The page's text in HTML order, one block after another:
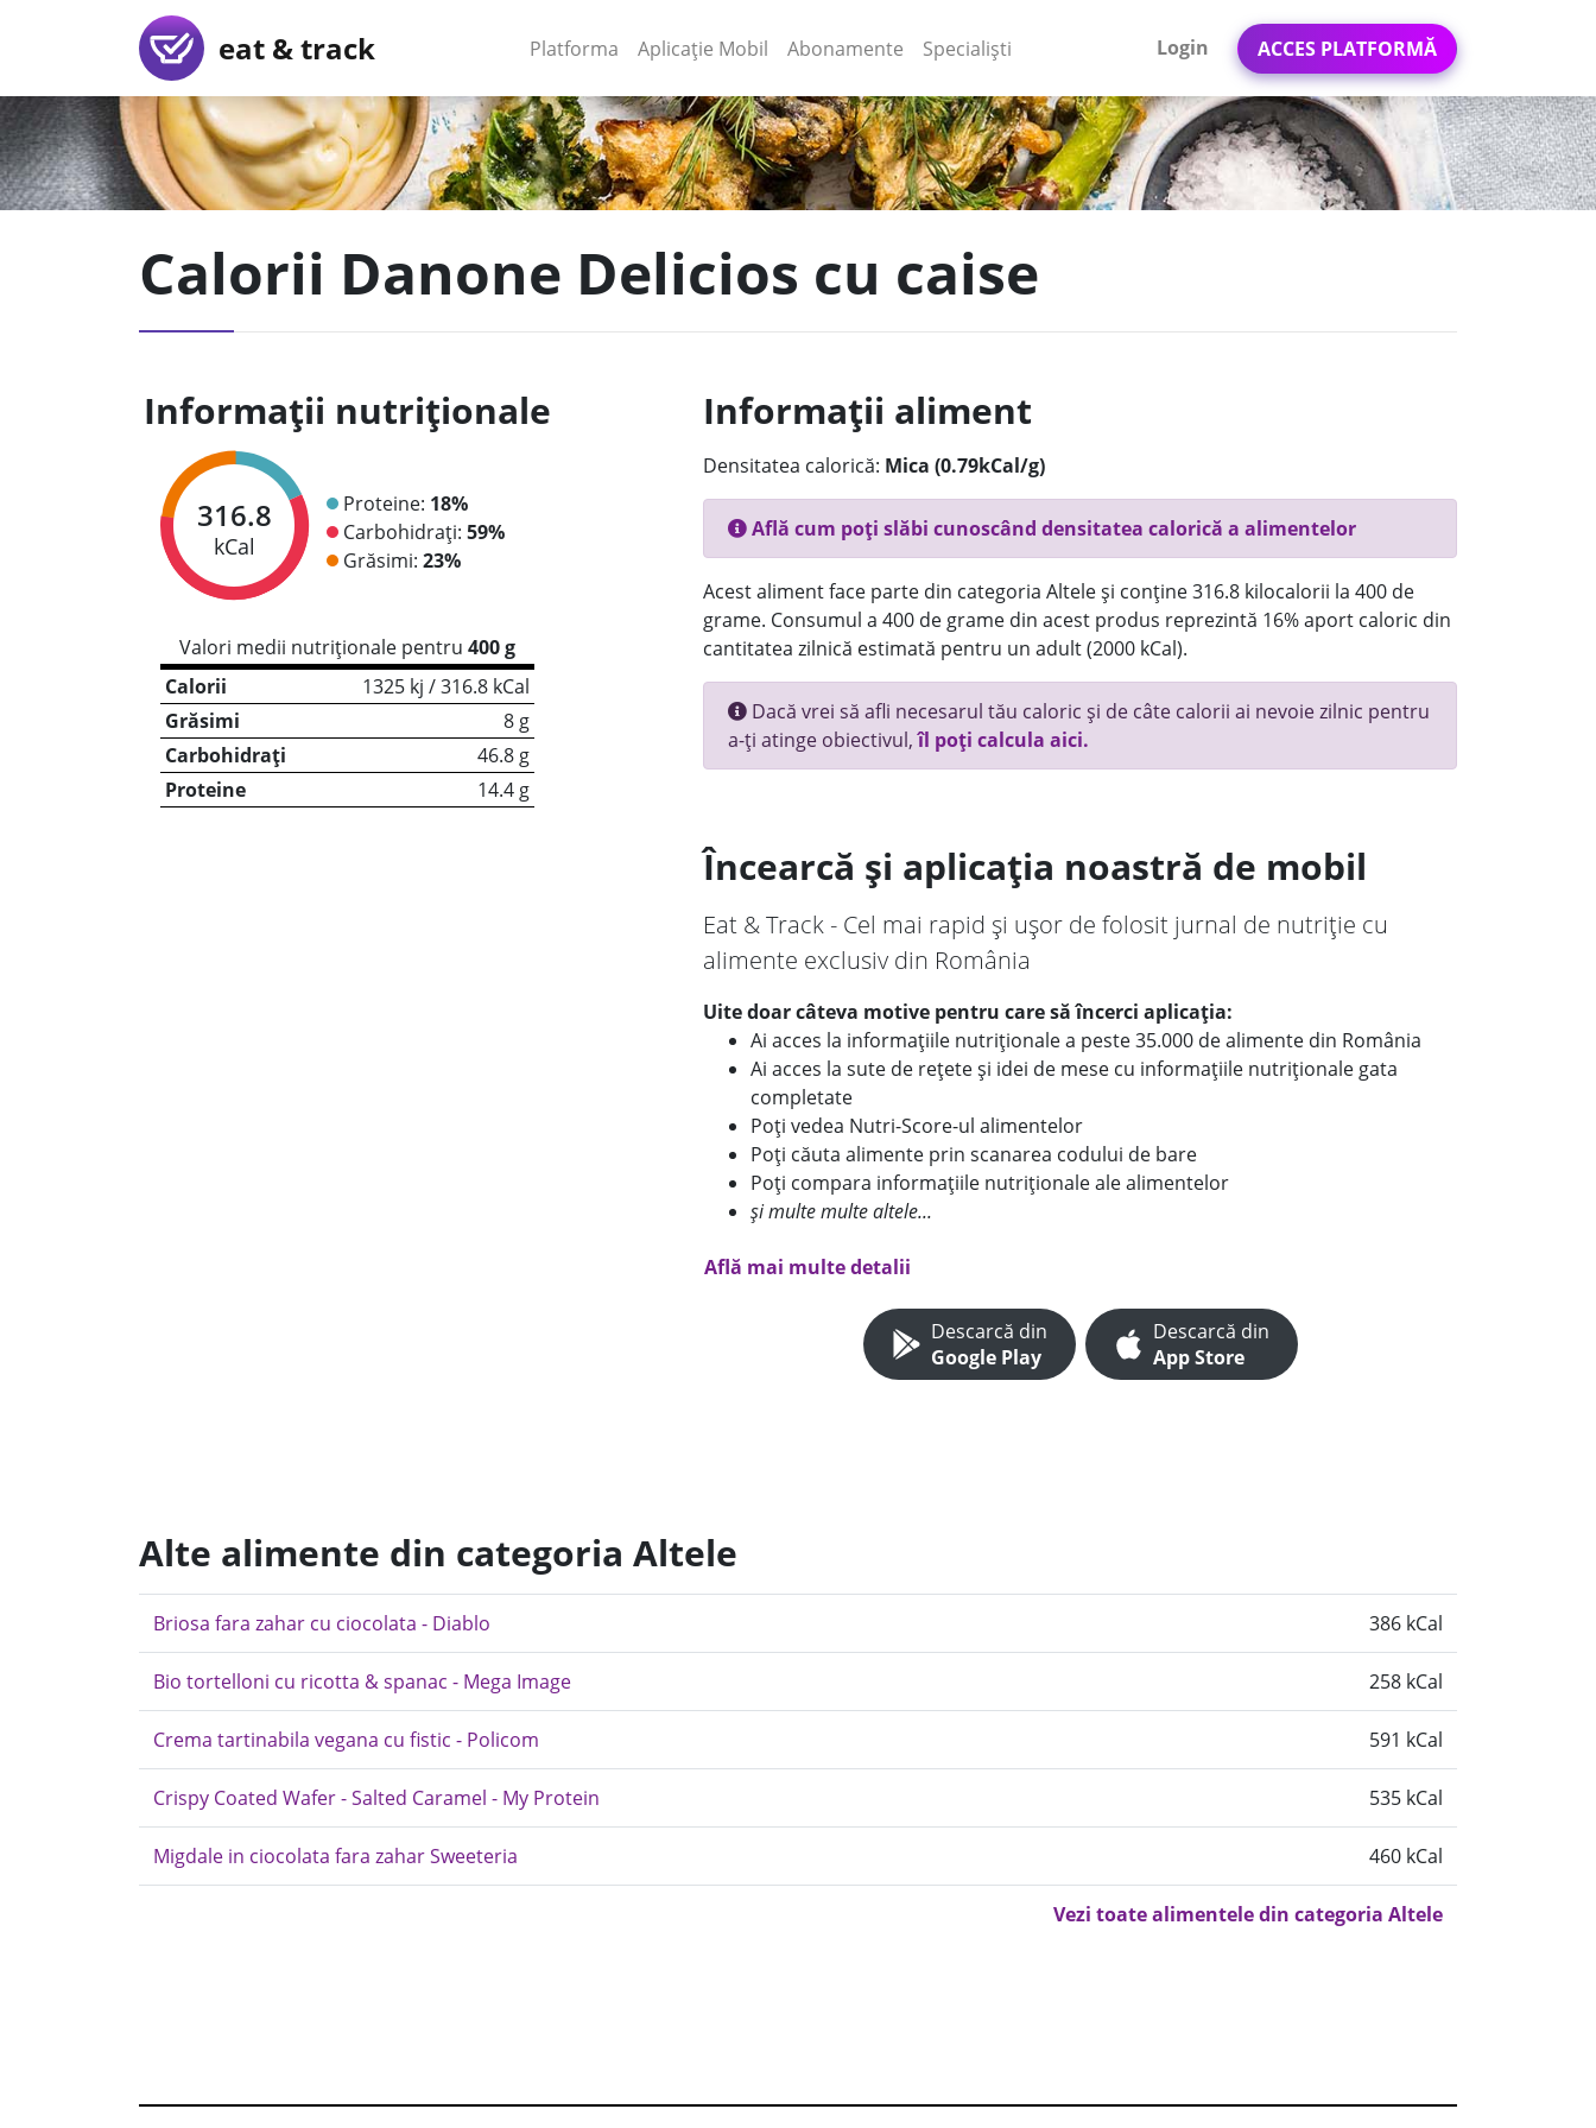
eat & track Platforma (current)
Aplicație Mobil (current)
Abonamente Specialiști Login ACCES PLATFORMĂ
Calorii Danone Delicios cu caise
Informații nutriționale
316.8
kCal
Proteine: 18%
Carbohidrați: 59%
Grăsimi: 23%
Valori medii nutriționale pentru 400 g
Calorii
1325 kj / 316.8 kCal
Grăsimi
8 g
Carbohidrați
46.8 g
Proteine
14.4 g
Informații aliment
Densitatea calorică: Mica (0.79kCal/g)
Află cum poți slăbi cunoscând densitatea calorică a alimentelor
Acest aliment face parte din categoria Altele și conține 316.8 kilocalorii la 400 de
grame. Consumul a 400 de grame din acest produs reprezintă 16% aport caloric din
cantitatea zilnică estimată pentru un adult (2000 kCal).
Dacă vrei să afli necesarul tău caloric și de câte calorii ai nevoie zilnic pentru
a-ți atinge obiectivul,îl poți calcula aici.
Încearcă și aplicația noastră de mobil
Eat & Track - Cel mai rapid și ușor de folosit jurnal de nutriție cu
alimente exclusiv din România
Uite doar câteva motive pentru care să încerci aplicația:
Ai acces la informațiile nutriționale a peste 35.000 de alimente din România
Ai acces la sute de rețete și idei de mese cu informațiile nutriționale gata
completate
Poți vedea Nutri-Score-ul alimentelor
Poți căuta alimente prin scanarea codului de bare
Poți compara informațiile nutriționale ale alimentelor
și multe multe altele...
Află mai multe detalii
Descarcă din
Google Play
Descarcă din
App Store
Alte alimente din categoria Altele
Briosa fara zahar cu ciocolata - Diablo 386 kCal
Bio tortelloni cu ricotta & spanac - Mega Image 258 kCal
Crema tartinabila vegana cu fistic - Policom 591 kCal
Crispy Coated Wafer - Salted Caramel - My Protein 535 kCal
Migdale in ciocolata fara zahar Sweeteria 460 kCal
Vezi toate alimentele din categoria Altele